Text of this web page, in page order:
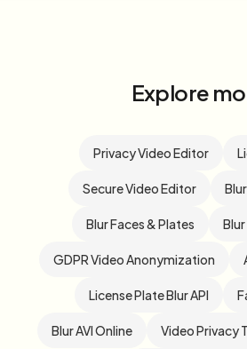
Explore
Privacy Video Editor
Secure Video Editor
Blur Faces & Plates
GDPR Video Anonymization
License Plate Blur API
Blur AVI Online Video Privacy